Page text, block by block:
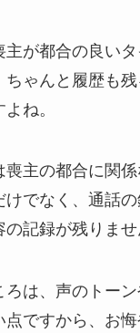
主が都合の良い
ちゃんと履歴も
ね。
喪主の都合に関
けでなく、通話
記録が残りませ
ろは、声のトー
点ですから、お